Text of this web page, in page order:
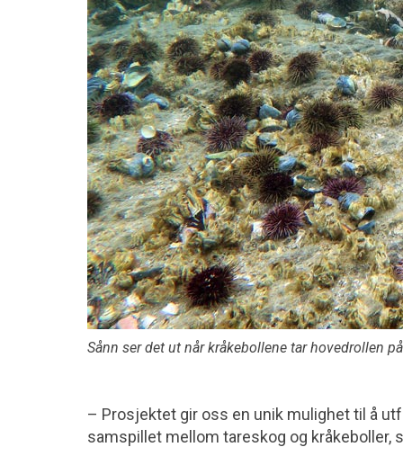
Sånn ser det ut når kråkebollene tar hovedrollen
– Prosjektet gir oss en unik mulighet til å
samspillet mellom tareskog og kråkeboller,